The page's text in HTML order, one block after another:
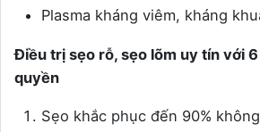
Plasma kháng viêm, kháng
Điều trị sẹo rỗ, sẹo lõm uy tín với
quyền
Sẹo khắc phục đến 90%